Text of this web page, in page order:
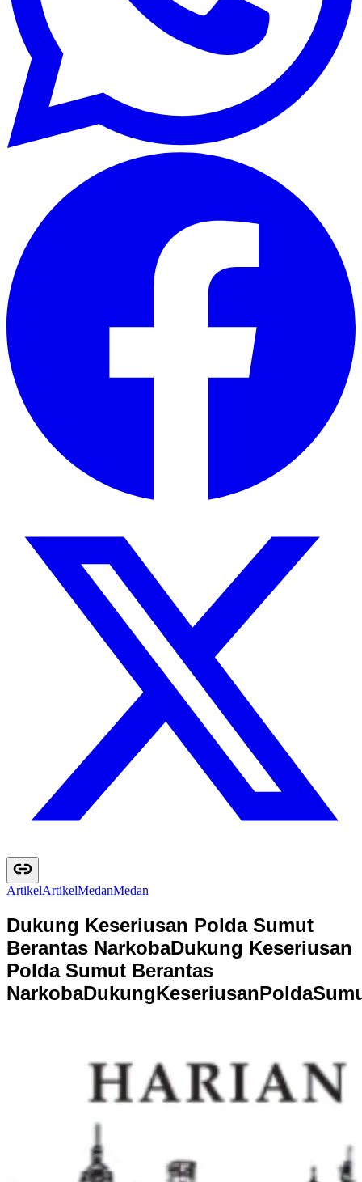
ArtikelArtikelMedanMedan
Dukung Keseriusan Polda Sumut
Berantas NarkobaDukung Keseriusan
Polda Sumut Berantas
NarkobaDukungKeseriusanPoldaSum